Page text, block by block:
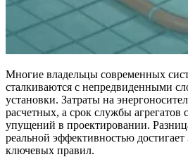
Многие владельцы современных
сталкиваются с непредвиденными
установки. Затраты на
расчетных, а срок службы агрегатов
упущений в проектировании.
реальной эффективностью
ключевых правил.